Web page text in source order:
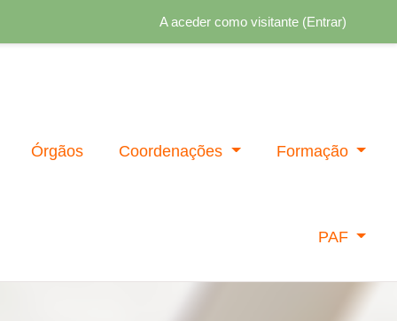
A aceder como visitante (Entrar)
Órgãos Coordenações Formação
PAF